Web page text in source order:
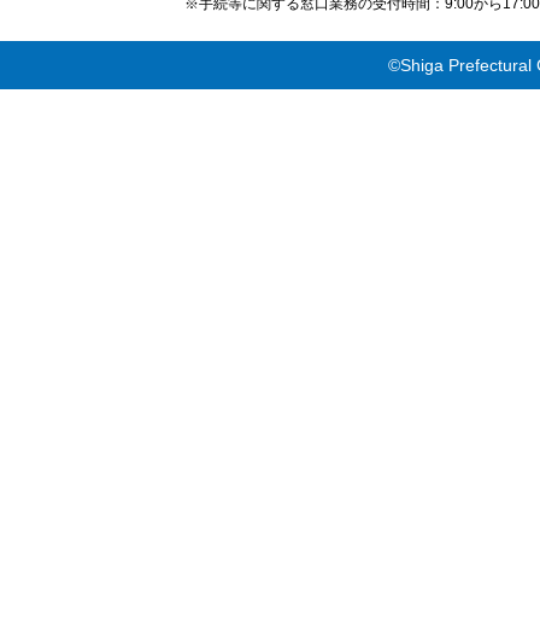
※手続等に関する窓口業務の受付時間：9:00から
©Shiga Prefectural